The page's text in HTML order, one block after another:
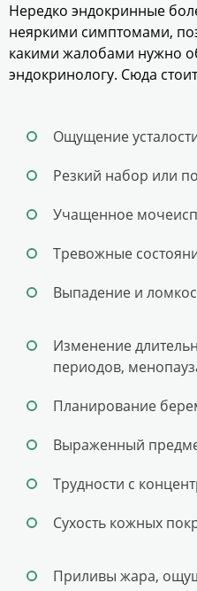
Нередко эндокринные
неяркими симптомами,
какими жалобами нужно
эндокринологу. Сюда
Ощущение
Резкий набор или
Учащенное
Тревожные
Выпадение и
Изменение
периодов,
Планирование
Выраженный
Трудности с
Сухость кожных
Приливы жара,